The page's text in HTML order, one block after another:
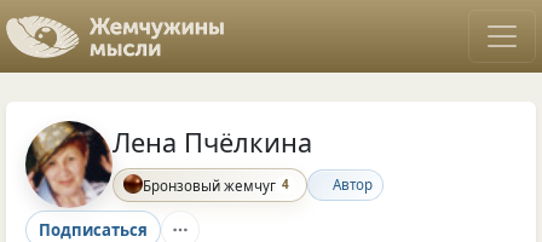
Лена Пчёлкина
Бронзовый жемчуг 4 Автор
Подписаться